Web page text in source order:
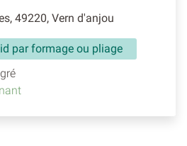
49220, Vern d'anjou
par formage ou pliage